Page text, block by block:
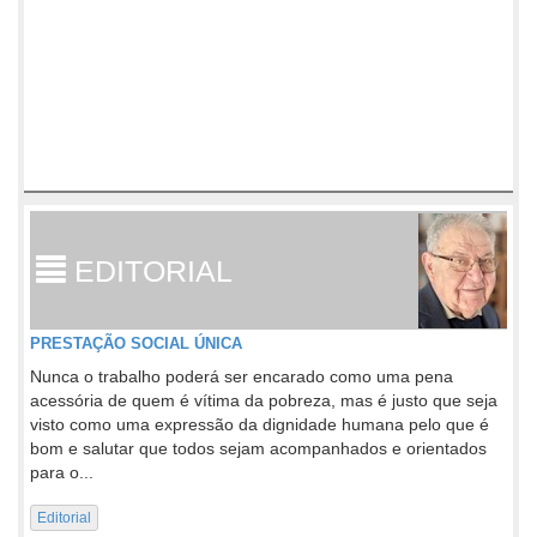
EDITORIAL
PRESTAÇÃO SOCIAL ÚNICA
Nunca o trabalho poderá ser encarado como uma pena
acessória de quem é vítima da pobreza, mas é justo que seja
visto como uma expressão da dignidade humana pelo que é
bom e salutar que todos sejam acompanhados e orientados
para o...
Editorial